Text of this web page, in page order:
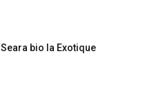
Seara bio la Exotique